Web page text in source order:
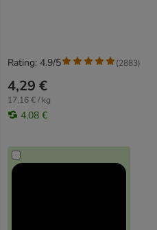
4,29 €
17,16 € / kg
4,08 €
Rating: 4.9/5 (2883)